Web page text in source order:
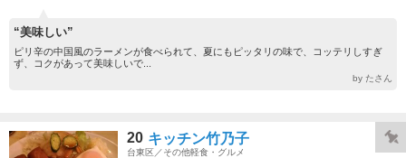
“美味しい”
ピリ辛の中国風のラーメンが食べられて、夏にもピッタリの味で、コッテリしすぎ
ず、コクがあって美味しいで...
by たさん
20 キッチン竹乃子
台東区／その他軽食・グルメ